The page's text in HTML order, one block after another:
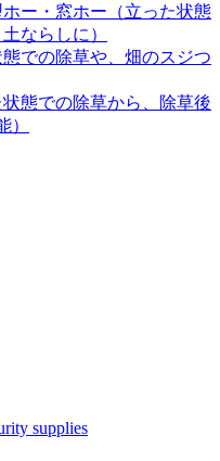
ー・窓ホー（立った状態
ならしに）
での除草や、畑のスジつ
態での除草から、除草後
）
supplies